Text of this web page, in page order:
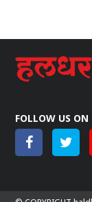
FOLLOW US ON